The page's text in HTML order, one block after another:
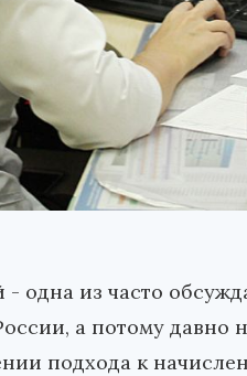
- одна из часто
а потому давно
подхода к